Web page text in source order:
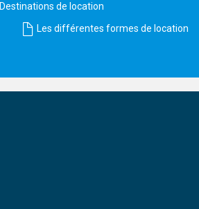
Destinations de location
Les différentes formes de location